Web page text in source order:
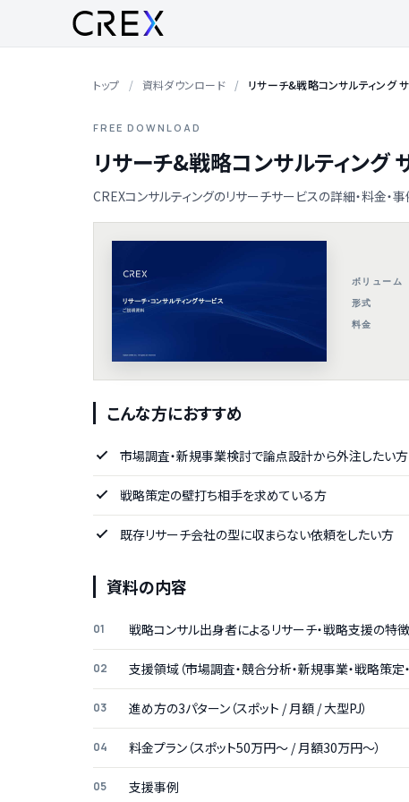
トップ 資料ダウンロード リサーチ&戦略コンサルティング
FREE DOWNLOAD
リサーチ&戦略コンサルティング
CREXコンサルティングのリサーチサービスの詳細・料金・事
ボリューム
形式
料金
こんな方におすすめ
市場調査・新規事業検討で論点設計から外注したい方
戦略策定の壁打ち相手を求めている方
既存リサーチ会社の型に収まらない依頼をしたい方
資料の内容
戦略コンサル出身者によるリサーチ・戦略支援の特徴
支援領域（市場調査・競合分析・新規事業・戦略策定
進め方の3パターン（スポット / 月額 / 大型PJ）
料金プラン（スポット50万円〜 / 月額30万円〜）
支援事例